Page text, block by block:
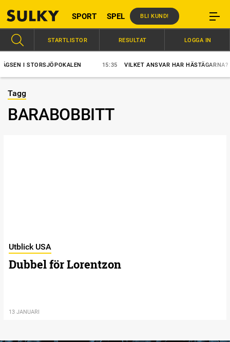
SPORT SPEL BLI KUND!
I STORSJÖPOKALEN 15:35 VILKET ANSVAR HAR HÄSTÄGARNA?
STARTLISTOR RESULTAT LOGGA IN
Tagg
BARABOBBITT
Utblick USA
Dubbel för Lorentzon
13 JANUARI